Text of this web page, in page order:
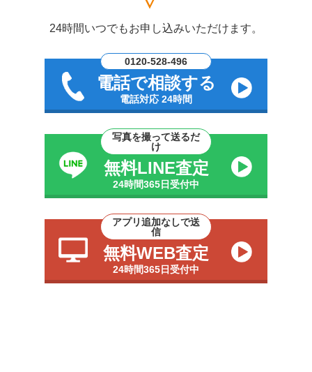
24時間いつでもお申し込みいただけます。
0120-528-496
電話で相談する
電話対応 24時間
写真を撮って送るだ
け
無料LINE査定
24時間365日受付中
アプリ追加なしで送
信
無料WEB査定
24時間365日受付中